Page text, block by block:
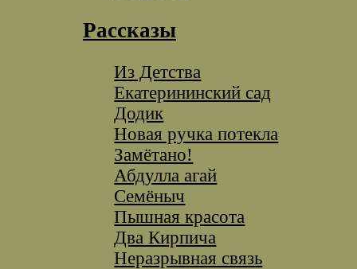
Рассказы
Из Детства
Екатерининский сад
Додик
Новая ручка потекла
Замётано!
Абдулла агай
Семёныч
Пышная красота
Два Кирпича
Неразрывная связь